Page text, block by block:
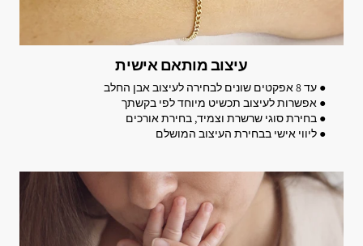
עיצוב מותאם אישית
● עד 8 אפקטים שונים לבחירה לעיצוב אבן החלב
● אפשרות לעיצוב תכשיט מיוחד לפי בקשתך
● בחירת סוגי שרשרת וצמיד, בחירת אורכים
● ליווי אישי בבחירת העיצוב המושלם